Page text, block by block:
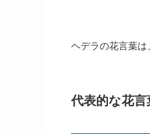
ヘデラの花言葉は
代表的な花言